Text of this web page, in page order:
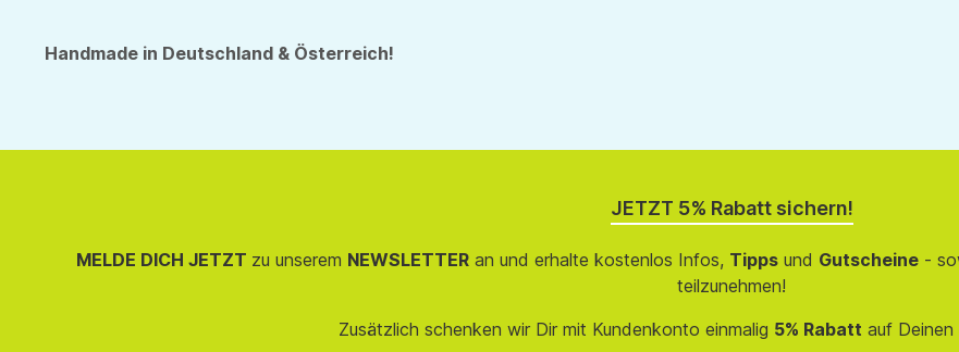
Handmade in Deutschland & Österreich!
JETZT 5% Rabatt sichern!
MELDE DICH JETZT zu unserem NEWSLETTERan und erhalte kostenlos Infos, Tippsund Gutscheine-
teilzunehmen!
Zusätzlich schenken wir Dir mit Kundenkonto einmalig 5% Rabatt auf Deinen